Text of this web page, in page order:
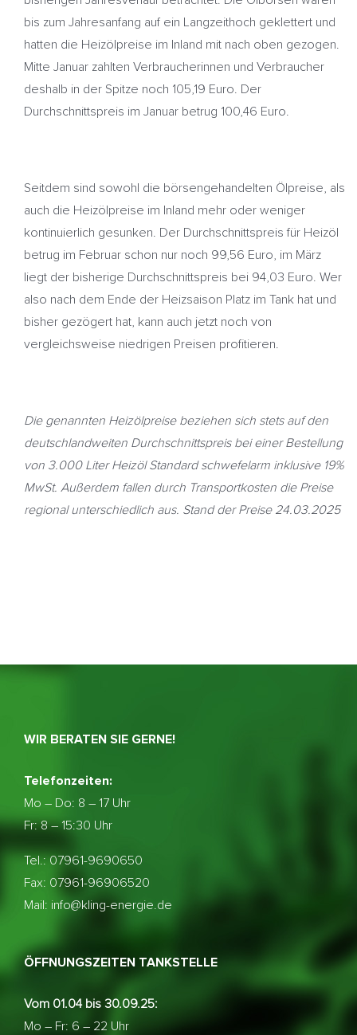
bis zum Jahresanfang auf ein Langzeithoch geklettert und
hatten die Heizölpreise im Inland mit nach oben gezogen.
Mitte Januar zahlten Verbraucherinnen und Verbraucher
deshalb in der Spitze noch 105,19 Euro. Der
Durchschnittspreis im Januar betrug 100,46 Euro.
Seitdem sind sowohl die börsengehandelten Ölpreise, als
auch die Heizölpreise im Inland mehr oder weniger
kontinuierlich gesunken. Der Durchschnittspreis für Heizöl
betrug im Februar schon nur noch 99,56 Euro, im März
liegt der bisherige Durchschnittspreis bei 94,03 Euro. Wer
also nach dem Ende der Heizsaison Platz im Tank hat und
bisher gezögert hat, kann auch jetzt noch von
vergleichsweise niedrigen Preisen profitieren.
Die genannten Heizölpreise beziehen sich stets auf den
deutschlandweiten Durchschnittspreis bei einer Bestellung
von 3.000 Liter Heizöl Standard schwefelarm inklusive 19%
MwSt. Außerdem fallen durch Transportkosten die Preise
regional unterschiedlich aus. Stand der Preise 24.03.2025
WIR BERATEN SIE GERNE!
Telefonzeiten:
Mo – Do: 8 – 17 Uhr
Fr: 8 – 15:30 Uhr
Tel.: 07961-9690650
Fax: 07961-96906520
Mail: info@kling-energie.de
ÖFFNUNGSZEITEN TANKSTELLE
Vom 01.04 bis 30.09.25:
Mo – Fr: 6 – 22 Uhr